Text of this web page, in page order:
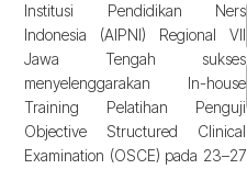
Institusi Pendidikan Ners
Indonesia (AIPNI) Regional VII
Jawa Tengah sukses
menyelenggarakan In-house
Training Pelatihan Penguji
Objective Structured Clinical
Examination (OSCE) pada 23–27